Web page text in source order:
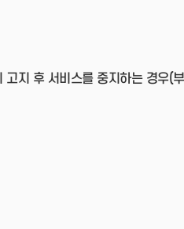
지 후 서비스를 중지하는 경우(